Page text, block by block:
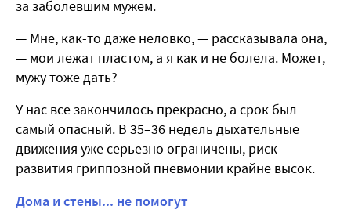
за заболевшим мужем.
— Мне, как-то даже неловко, — рассказывала она,
— мои лежат пластом, а я как и не болела. Может,
мужу тоже дать?
У нас все закончилось прекрасно, а срок был
самый опасный. В 35–36 недель дыхательные
движения уже серьезно ограничены, риск
развития гриппозной пневмонии крайне высок.
Дома и стены... не помогут